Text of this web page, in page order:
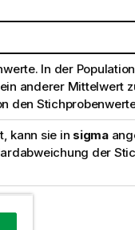
In der
anderer Mittelwert
den
kann sie in sigma
der